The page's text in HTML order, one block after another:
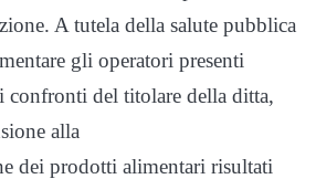
A tutela della salute pubblica
gli operatori presenti
confronti del titolare della ditta,
alla
dei prodotti alimentari risultati